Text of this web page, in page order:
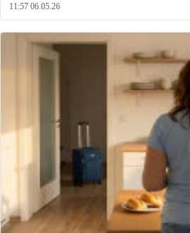
11:57 06.05.26